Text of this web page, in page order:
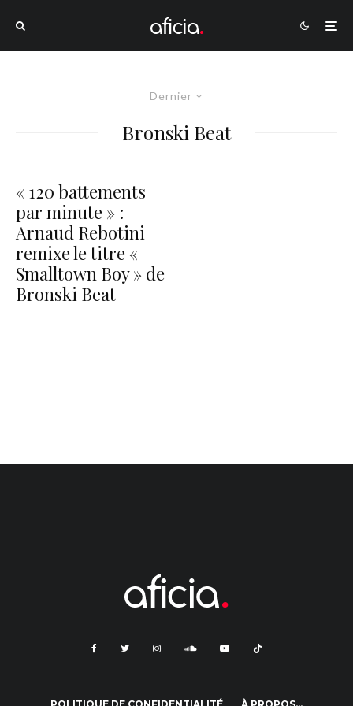
Dernier
Bronski Beat
« 120 battements
par minute » :
Arnaud Rebotini
remixe le titre «
Smalltown Boy » de
Bronski Beat